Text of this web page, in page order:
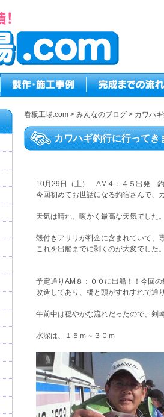
看板工場.com> みんなのブログ> カワハ
カワハギ釣行に行ってき
10月29日（土） AM４：４５出発 釣
今回初めてお世話になる釣宿さんで、
天気は晴れ、暖かく最高な天気でした。
殻付きアサリが料金に含まれていて、
これを出船までに剥くのが大変でした
予定通りAM８：００に出船！！今回
改造してあり、橋と頭がすれすれで通
午前中は穏やかな流れだったので、剣
水深は、１５ｍ～３０ｍ